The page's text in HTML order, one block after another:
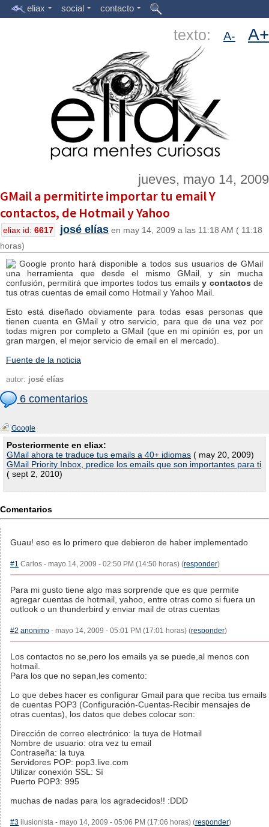
eliax social contacto
texto: A- A+
jueves, mayo 14, 2009
GMail a permitirte importar tu email Y
contactos, de Hotmail y Yahoo
eliax id: 6617 josé elías en may 14, 2009 a las 11:18 AM ( 11:18
horas)
Google pronto hará disponible a todos sus usuarios de GMail
una herramienta que desde el mismo GMail, y sin mucha
confusión, permitirá que importes todos tus emailsy contactos de
tus otras cuentas de email como Hotmail y Yahoo Mail.
Esto está diseñado obviamente para todas esas personas que
tienen cuenta en GMail y otro servicio, para que de una vez por
todas migren por completo a GMail (que en mi opinión es, por un
gran margen, el mejor servicio de email en el mercado).
Fuente de la noticia
autor: josé elías
6 comentarios
Google
Posteriormente en eliax:
GMail ahora te traduce tus emails a 40+ idiomas ( may 20, 2009)
GMail Priority Inbox, predice los emails que son importantes para ti
( sept 2, 2010)
Comentarios
Guau! eso es lo primero que debieron de haber implementado
#1 Carlos - mayo 14, 2009 - 02:50 PM (14:50 horas) (responder)
Para mi gusto tiene algo mas sorprende que es que permite
agregar cuentas de hotmail, yahoo, entre otras como si fuera un
outlook o un thunderbird y enviar mail de otras cuentas
#2 anonimo - mayo 14, 2009 - 05:01 PM (17:01 horas) (responder)
Los contactos no se,pero los emails ya se puede,al menos con
hotmail.
Para los que no sepan,les comento:
Lo que debes hacer es configurar Gmail para que reciba tus emails
de cuentas POP3 (Configuración-Cuentas-Recibir mensajes de
otras cuentas), los datos que debes colocar son:
Dirección de correo electrónico: la tuya de Hotmail
Nombre de usuario: otra vez tu email
Contraseña: la tuya
Servidores POP: pop3.live.com
Utilizar conexión SSL: Sí
Puerto POP3: 995
muchas de nadas para los agradecidos!! :DDD
#3 ilusionista - mayo 14, 2009 - 05:06 PM (17:06 horas) (responder)